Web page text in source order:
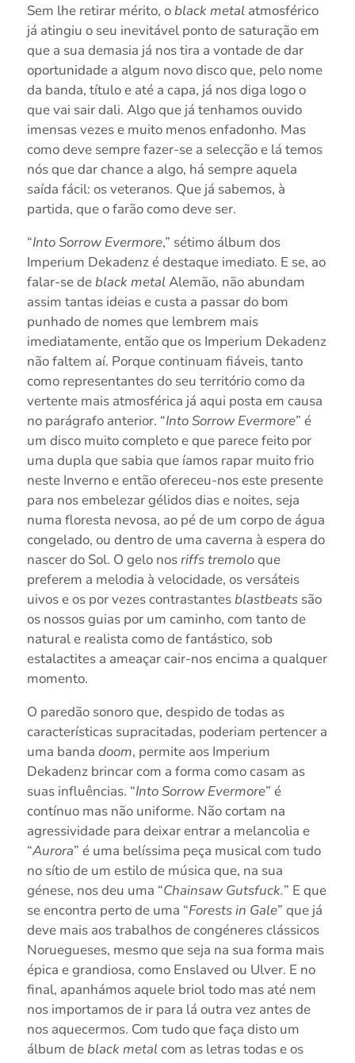
Sem lhe retirar mérito, oblack metalatmosférico
já atingiu o seu inevitável ponto de saturação em
que a sua demasia já nos tira a vontade de dar
oportunidade a algum novo disco que, pelo nome
da banda, título e até a capa, já nos diga logo o
que vai sair dali. Algo que já tenhamos ouvido
imensas vezes e muito menos enfadonho. Mas
como deve sempre fazer-se a selecção e lá temos
nós que dar chance a algo, há sempre aquela
saída fácil: os veteranos. Que já sabemos, à
partida, que o farão como deve ser.
“Into Sorrow Evermore,” sétimo álbum dos
Imperium Dekadenz é destaque imediato. E se, ao
falar-se deblack metalAlemão, não abundam
assim tantas ideias e custa a passar do bom
punhado de nomes que lembrem mais
imediatamente, então que os Imperium Dekadenz
não faltem aí. Porque continuam fiáveis, tanto
como representantes do seu território como da
vertente mais atmosférica já aqui posta em causa
no parágrafo anterior. “Into Sorrow Evermore” é
um disco muito completo e que parece feito por
uma dupla que sabia que íamos rapar muito frio
neste Inverno e então ofereceu-nos este presente
para nos embelezar gélidos dias e noites, seja
numa floresta nevosa, ao pé de um corpo de água
congelado, ou dentro de uma caverna à espera do
nascer do Sol. O gelo nosriffs tremoloque
preferem a melodia à velocidade, os versáteis
uivos e os por vezes contrastantesblastbeatssão
os nossos guias por um caminho, com tanto de
natural e realista como de fantástico, sob
estalactites a ameaçar cair-nos encima a qualquer
momento.
O paredão sonoro que, despido de todas as
características supracitadas, poderiam pertencer a
uma banda doom, permite aos Imperium
Dekadenz brincar com a forma como casam as
suas influências. “Into Sorrow Evermore” é
contínuo mas não uniforme. Não cortam na
agressividade para deixar entrar a melancolia e
“Aurora” é uma belíssima peça musical com tudo
no sítio de um estilo de música que, na sua
génese, nos deu uma “Chainsaw Gutsfuck.” E que
se encontra perto de uma “Forests in Gale” que já
deve mais aos trabalhos de congéneres clássicos
Noruegueses, mesmo que seja na sua forma mais
épica e grandiosa, como Enslaved ou Ulver. E no
final, apanhámos aquele briol todo mas até nem
nos importamos de ir para lá outra vez antes de
nos aquecermos. Com tudo que faça disto um
álbum deblack metalcom as letras todas e os